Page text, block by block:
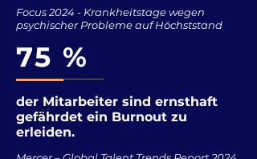
Focus 2024 - Krankheitstage wegen
psychischer Probleme auf Höchststand
75 %
der Mitarbeiter sind ernsthaft
gefährdet ein Burnout zu
erleiden.